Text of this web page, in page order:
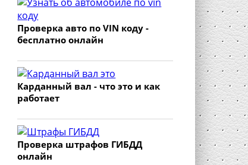
Проверка авто по VIN коду -
бесплатно онлайн
Карданный вал - что это и как
работает
Проверка штрафов ГИБДД
онлайн